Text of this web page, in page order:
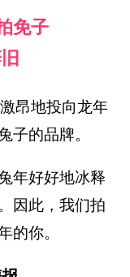
免子
昂地投向龙年
子的品牌。
年好好地冰释
因此，我们拍
的你。